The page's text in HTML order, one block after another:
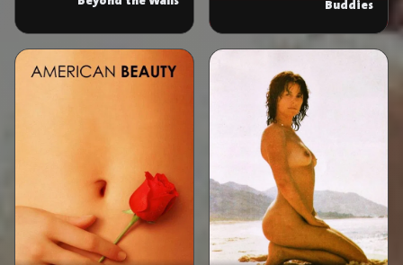
Buddies